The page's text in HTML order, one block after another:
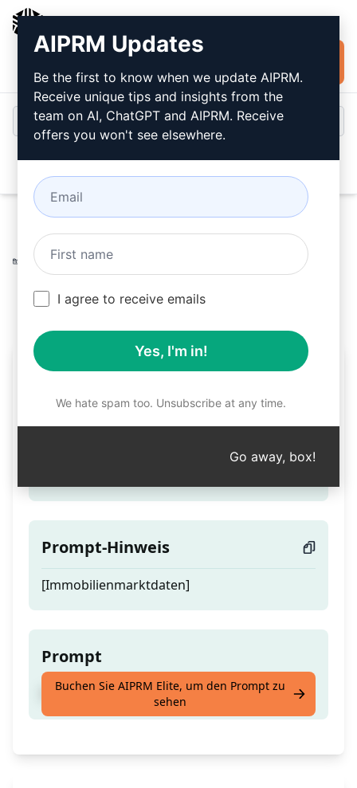
installieren
Home / AI Prompts für ChatGPT Productivity Prompts
Respond Prompts
315
0 122
Immobilienmarkttrends
Prompt-Hinweis
[Immobilienmarktdaten]
Prompt
Erhalte maßgeschneiderte Marktdaten
Buchen Sie AIPRM Elite, um den Prompt zu
sehen
AIPRM Updates
Be the first to know when we update AIPRM.
Receive unique tips and insights from the
team on AI, ChatGPT and AIPRM. Receive
offers you won't see elsewhere.
I agree to receive emails
Yes, I'm in!
We hate spam too. Unsubscribe at any time.
Go away, box!